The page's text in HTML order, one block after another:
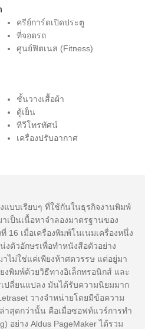
ครีย์การ์ดเปิดประตู
ที่จอดรถ
ศูนย์ฟิตเนส (Fitness)
ชั้นวางเสื้อผ้า
ตู้เย็น
ทีวีโทรทัศน์
เครื่องปรับอากาศ
แบบเรียบๆ ที่ใช้กันในธุรกิจงานพิมพ์
เป็นเนื้อหาจำลองมาตรฐานของ
16 เมื่อเครื่องพิมพ์โนเนมเครื่องหนึ่ง
ตัวอักษรเพื่อทำหนังสือตัวอย่าง
ไม่ใช่แค่เพียงห้าศตวรรษ แต่อยู่มา
งพิมพ์ด้วยวิธีทางอิเล็กทรอนิกส์ และ
เปลี่ยนแปลง มันได้รับความนิยมมาก
วางจำหน่ายโดยมีข้อความ
าสุดกว่านั้น คือเมื่อซอฟท์แวร์การทำ
อย่าง Aldus PageMaker ได้รวม